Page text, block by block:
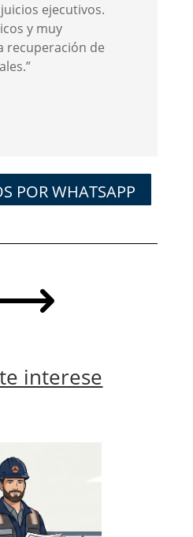
ejecutivos.
y muy
recuperación de
POR WHATSAPP
interese